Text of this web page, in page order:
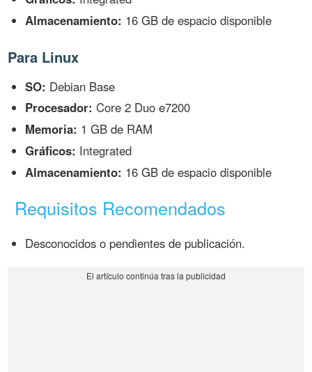
Almacenamiento: 16 GB de espacio disponible
Para Linux
SO: Debian Base
Procesador: Core 2 Duo e7200
Memoria: 1 GB de RAM
Gráficos: Integrated
Almacenamiento: 16 GB de espacio disponible
Requisitos Recomendados
Desconocidos o pendientes de publicación.